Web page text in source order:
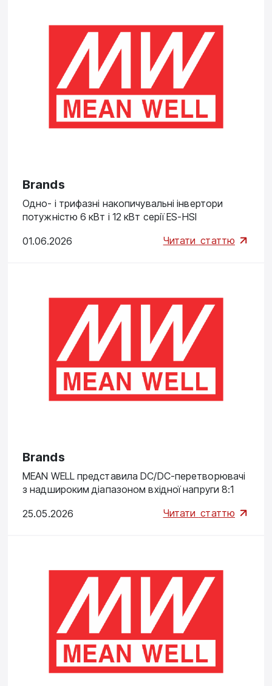
Brands
Одно- і трифазні накопичувальні інвертори
потужністю 6 кВт і 12 кВт серії ES-HSI
01.06.2026 Читати статтю
Brands
MEAN WELL представила DC/DC-перетворювачі
з надшироким діапазоном вхідної напруги 8:1
25.05.2026 Читати статтю